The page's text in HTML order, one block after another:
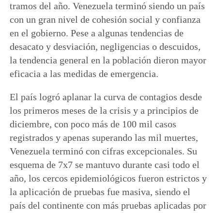
tramos del año. Venezuela terminó siendo un país
con un gran nivel de cohesión social y confianza
en el gobierno. Pese a algunas tendencias de
desacato y desviación, negligencias o descuidos,
la tendencia general en la población dieron mayor
eficacia a las medidas de emergencia.
El país logró aplanar la curva de contagios desde
los primeros meses de la crisis y a principios de
diciembre, con poco más de 100 mil casos
registrados y apenas superando las mil muertes,
Venezuela terminó con cifras excepcionales. Su
esquema de 7x7 se mantuvo durante casi todo el
año, los cercos epidemiológicos fueron estrictos y
la aplicación de pruebas fue masiva, siendo el
país del continente con más pruebas aplicadas por